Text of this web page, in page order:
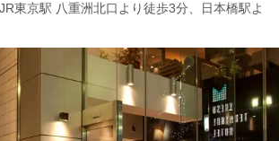
東京駅 八重洲北口より徒歩3分、日本橋駅よ